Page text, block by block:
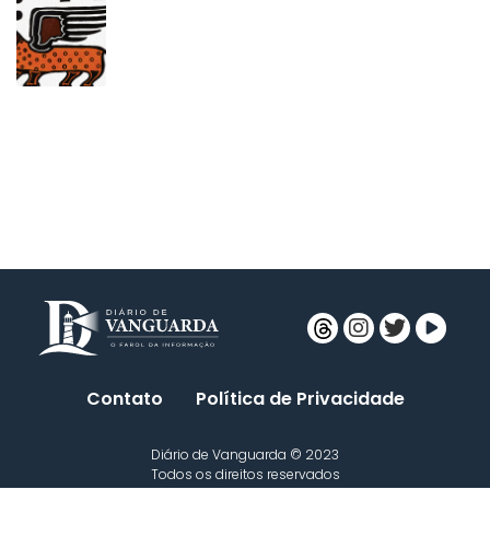
Contato Política de Privacidade
Diário de Vanguarda © 2023
Todos os direitos reservados